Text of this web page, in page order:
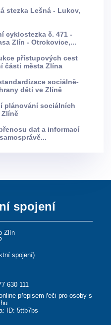
Zlín - Otrokovice,...
části města Zlína
dětí ve Zlíně
Zlíně
spojení
Zlín
spojení)
630 111
přepisem řeči pro osoby s
ID: 5ttb7bs